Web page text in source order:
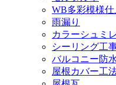
WB多彩模様
雨漏り
カラーシュミ
シーリング工
バルコニー防
屋根カバー工